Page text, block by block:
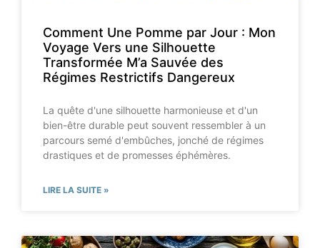
Comment Une Pomme par Jour : Mon
Voyage Vers une Silhouette
Transformée M’a Sauvée des
Régimes Restrictifs Dangereux
La quête d'une silhouette harmonieuse et d'un
bien-être durable peut souvent ressembler à un
parcours semé d'embûches, jonché de régimes
drastiques et de promesses éphémères.
LIRE LA SUITE »